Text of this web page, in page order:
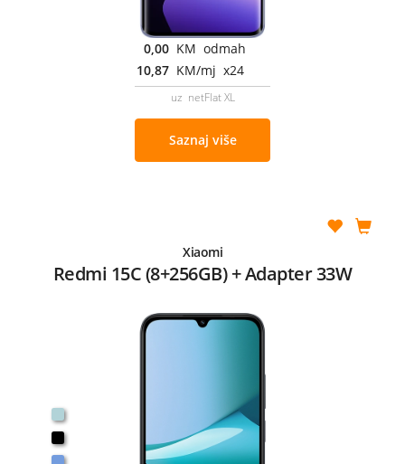
0,00 KM odmah
10,87 KM/mj x24
uz netFlat XL
Saznaj više
Xiaomi
Redmi 15C (8+256GB) + Adapter 33W